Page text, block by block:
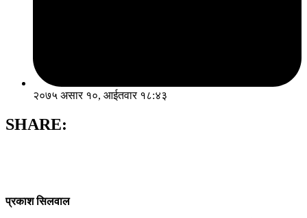
२०७५ असार १०, आईतवार १८:४३
SHARE:
प्रकाश सिलवाल